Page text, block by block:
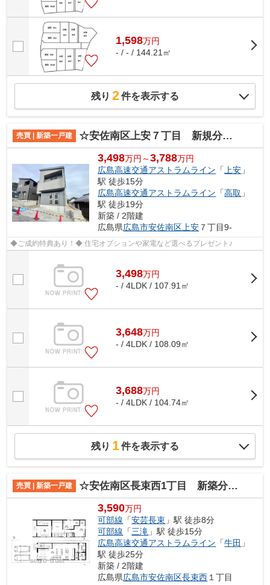
1,598万円
- / - / 144.21㎡
残り 2件を表示する
売買 | 新築一戸建 ☆安佐南区上安７丁目 新規分譲☆
3,498万円～3,788万円
広島高速交通アストラムライン 「 上安 」
駅 徒歩15分
広島高速交通アストラムライン 「高取 」
駅 徒歩19分
新築 / 2階建
広島県広島市安佐南区 上安 ７丁目9-
◆ご成約特典あり！◆ 住宅オプションや家電など選べるプレゼント♪
3,498万円
- / 4LDK / 107.91㎡
3,648万円
- / 4LDK / 108.09㎡
3,688万円
- / 4LDK / 104.74㎡
残り 1件を表示する
売買 | 新築一戸建 ☆安佐南区長束西1丁目 新築分譲☆
3,590万円
可部線 「安芸長束 」駅 徒歩8分
可部線 「三滝 」駅 徒歩15分
広島高速交通アストラムライン 「牛田 」
駅 徒歩25分
新築 / 2階建
広島県広島市安佐南区長束西 １丁目